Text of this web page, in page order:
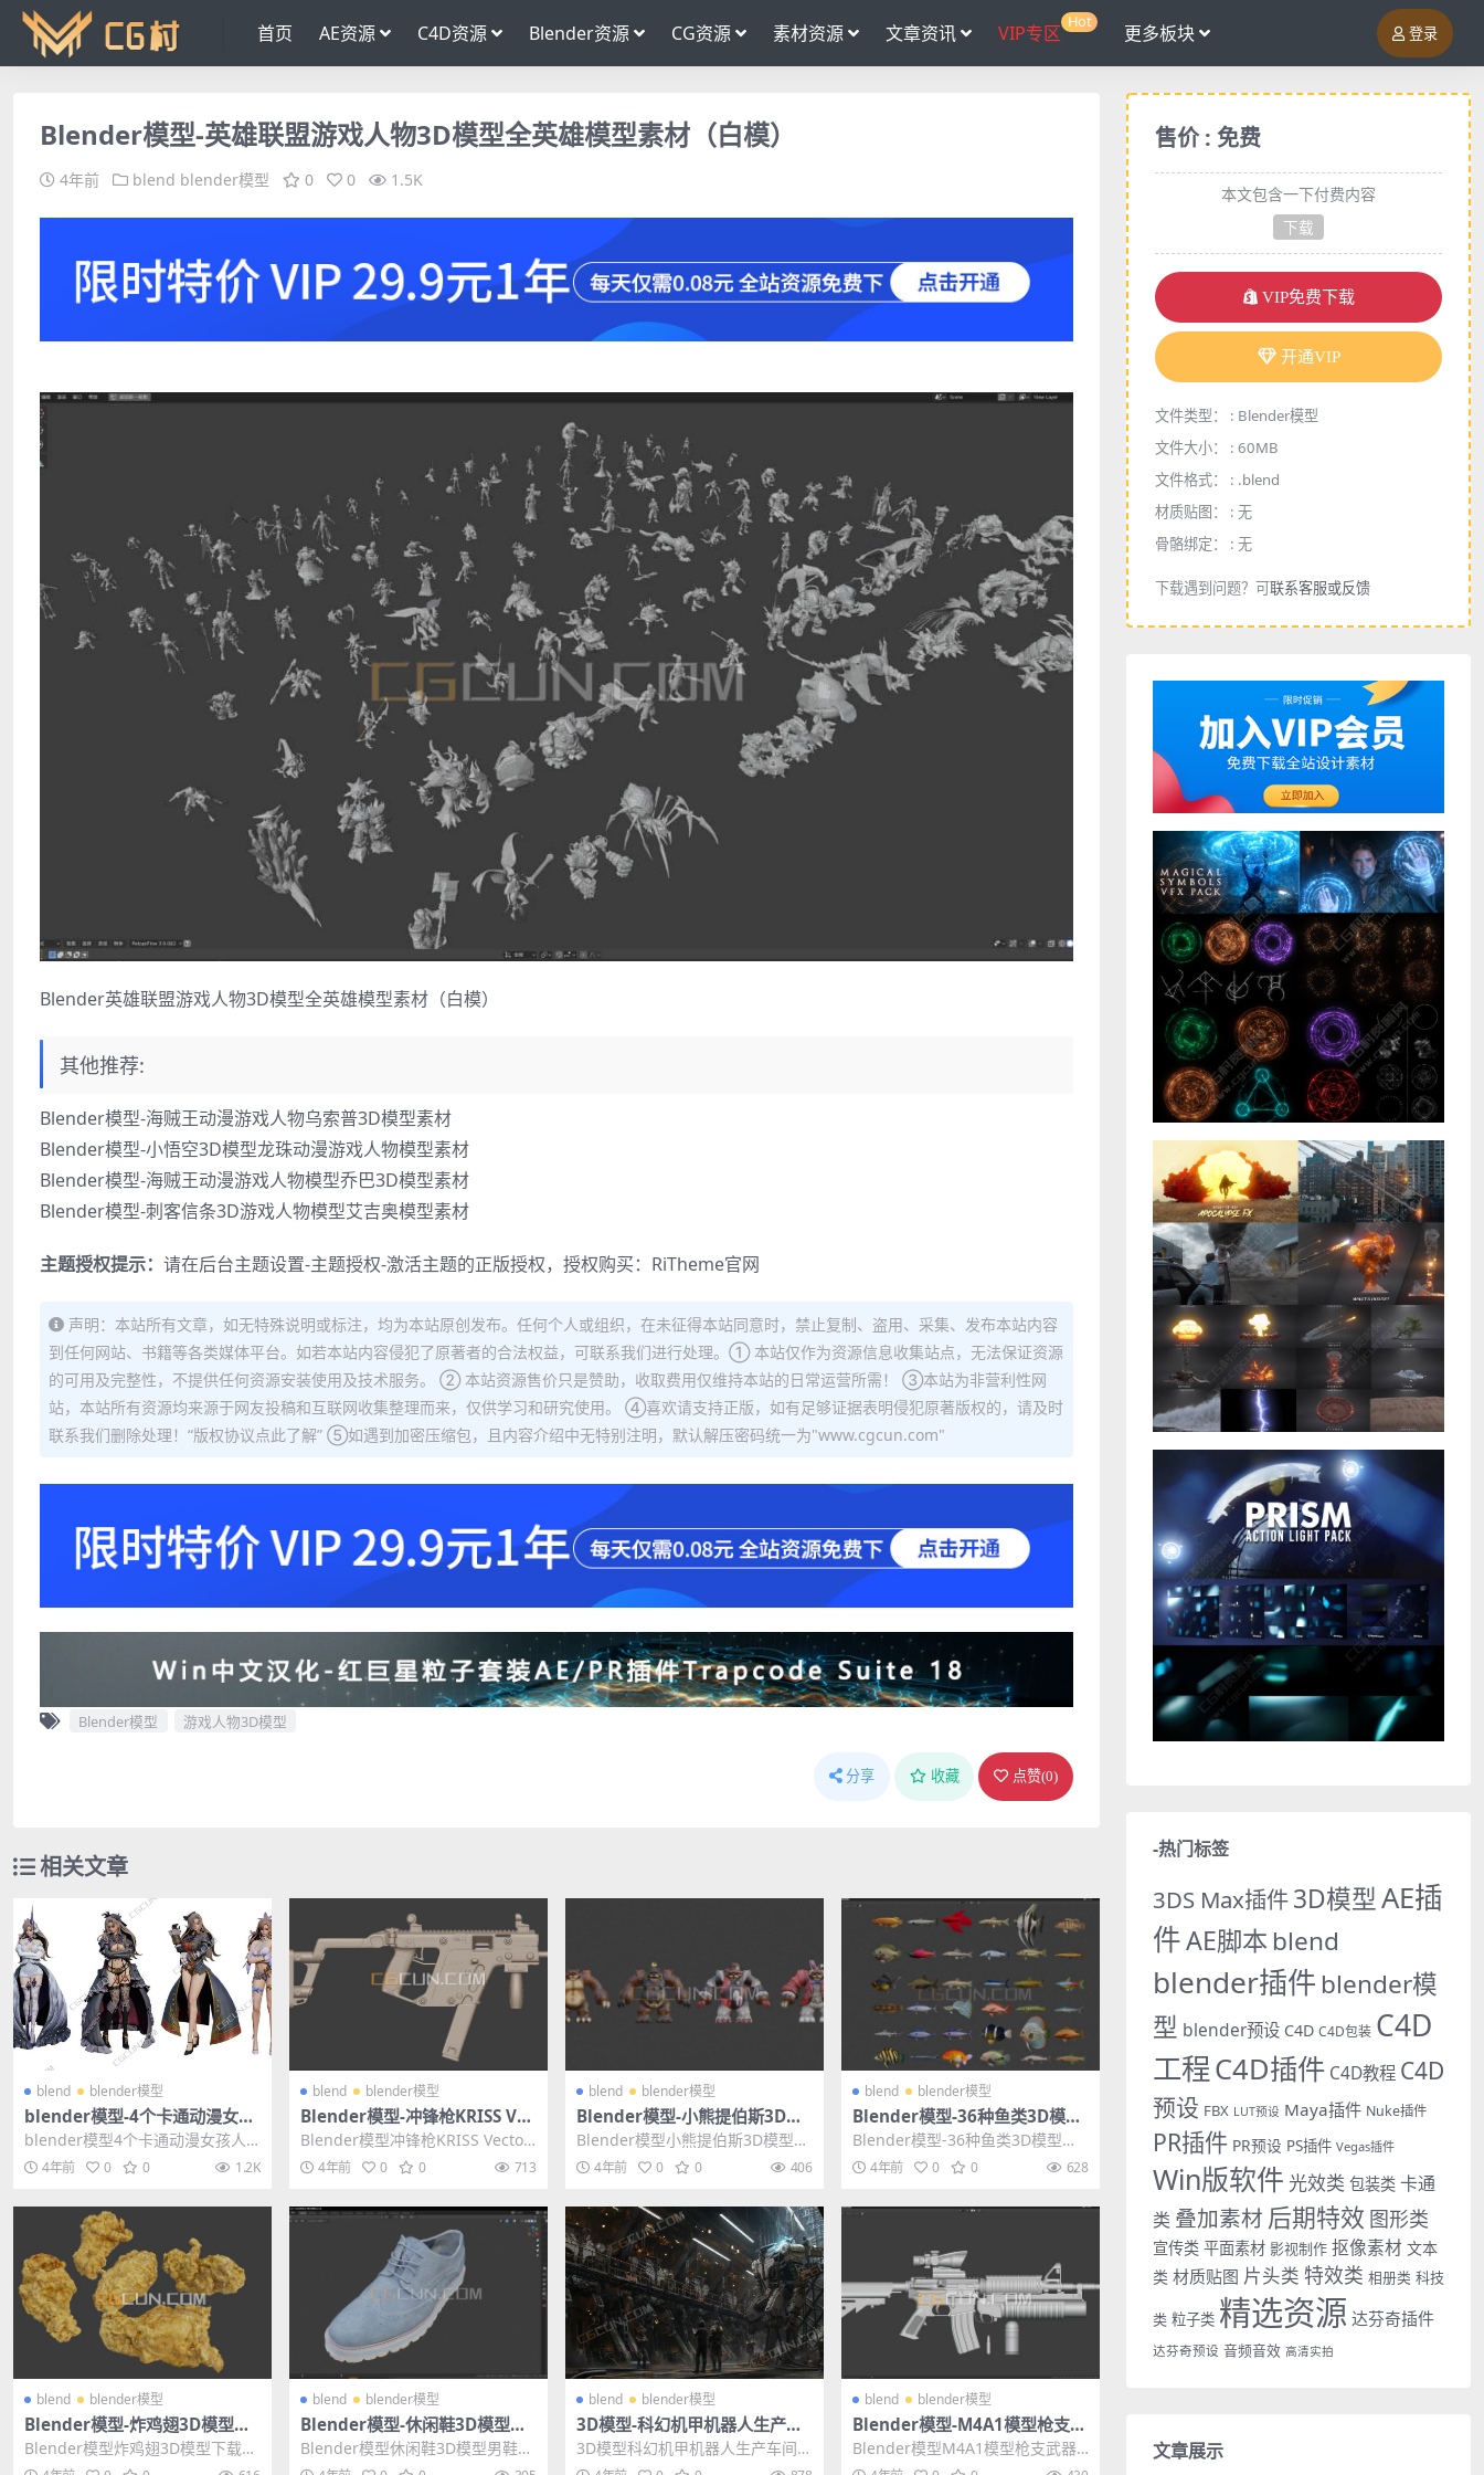
首页 AE资源 C4D资源 Blender资源 CG资源 素材资源 文章资讯 VIP专区 Hot 更多板块 登录
Blender模型-英雄联盟游戏人物3D模型全英雄模型素材（白模）
4年前 blend blender模型 0 0 1.5K
Blender英雄联盟游戏人物3D模型全英雄模型素材（白模）
其他推荐:
Blender模型-海贼王动漫游戏人物乌索普3D模型素材
Blender模型-小悟空3D模型龙珠动漫游戏人物模型素材
Blender模型-海贼王动漫游戏人物模型乔巴3D模型素材
Blender模型-刺客信条3D游戏人物模型艾吉奥模型素材
主题授权提示： 请在后台主题设置-主题授权-激活主题的正版授权，授权购买： RiTheme官网
声明：本站所有文章，如无特殊说明或标注，均为本站原创发布。任何个人或组织，在未征得本站同意时，禁止复制、盗用、采集、发布本站内容
到任何网站、书籍等各类媒体平台。如若本站内容侵犯了原著者的合法权益，可联系我们进行处理。① 本站仅作为资源信息收集站点，无法保证资源
的可用及完整性，不提供任何资源安装使用及技术服务。 ② 本站资源售价只是赞助，收取费用仅维持本站的日常运营所需！ ③本站为非营利性网
站，本站所有资源均来源于网友投稿和互联网收集整理而来，仅供学习和研究使用。 ④喜欢请支持正版，如有足够证据表明侵犯原著版权的，请及时
联系我们删除处理！“版权协议点此了解” ⑤如遇到加密压缩包，且内容介绍中无特别注明，默认解压密码统一为"www.cgcun.com"
Blender模型 游戏人物3D模型
分享 收藏 点赞(0)
相关文章
blend blender模型
blender模型-4个卡通动漫女孩
人物模型Airen (v1.0)
blender模型4个卡通动漫女孩人
物模型Airen (v1.0) 其他推荐： ...
4年前 0 0 1.2K
blend blender模型
Blender模型-冲锋枪KRISS Vec
tor武器3D模型素材
Blender模型冲锋枪KRISS Vector
武器3D模型素材 其他推荐： B...
4年前 0 0 713
blend blender模型
Blender模型-小熊提伯斯3D模
型三维游戏人物模型下载
Blender模型小熊提伯斯3D模型三
维游戏人物模型下载 其他推荐: Bl
end...
4年前 0 0 406
blend blender模型
Blender模型-36种鱼类3D模型
三维游戏模型素材
Blender模型-36种鱼类3D模型三
维游戏模型素材 其他推荐: Blend
e...4年前 0 0 628
blend blender模型
Blender模型-炸鸡翅3D模型下
载文件格式blend
Blender模型炸鸡翅3D模型下载文
件格式blend 其他推荐: Blende...
blend blender模型
Blender模型-休闲鞋3D模型男
鞋三维模型（白模）
Blender模型休闲鞋3D模型男鞋三
维模型（白模） 其他推荐: Blende
blend blender模型
3D模型-科幻机甲机器人生产车
间场景模型
3D模型科幻机甲机器人生产车间场
景模型,一个科幻机器人生产仓库场
blend blender模型
Blender模型-M4A1模型枪支武
器3D模型素材
Blender模型M4A1模型枪支武器3
D模型素材 其他推荐: Blender模...
售价 : 免费
本文包含一下付费内容
下载
VIP免费下载
开通VIP
文件类型： : Blender模型
文件大小： : 60MB
文件格式： : .blend
材质贴图： : 无
骨骼绑定： : 无
下载遇到问题？可联系客服或反馈
-热门标签
3DS Max插件3D模型AE插
件AE脚本 blend
blender插件 blender模
型 blender预设 C4D C4D包装 C4D
工程C4D插件 C4D教程 C4D
预设 FBX LUT预设 Maya插件 Nuke插件
PR插件 PR预设 PS插件 Vegas插件
Win版软件 光效类 包装类 卡通
类 叠加素材 后期特效 图形类
宣传类 平面素材 影视制作 抠像素材 文本
类 材质贴图 片头类 特效类 相册类 科技
类 粒子类 精选资源 达芬奇插件
达芬奇预设 音频音效 高清实拍
文章展示